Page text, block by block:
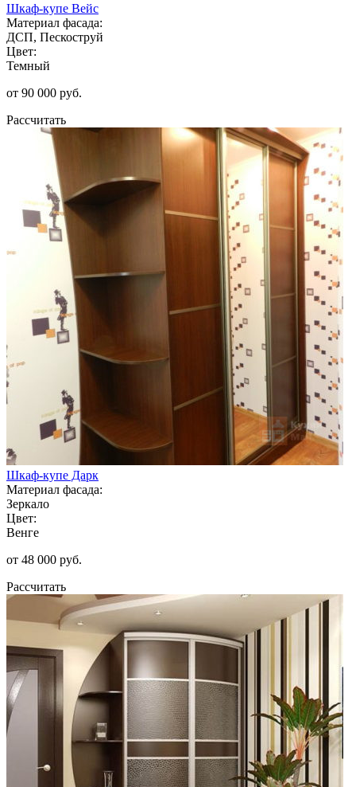
Шкаф-купе Вейс
Материал фасада:
ДСП, Пескоструй
Цвет:
Темный
от 90 000 руб.
Рассчитать
Шкаф-купе Дарк
Материал фасада:
Зеркало
Цвет:
Венге
от 48 000 руб.
Рассчитать